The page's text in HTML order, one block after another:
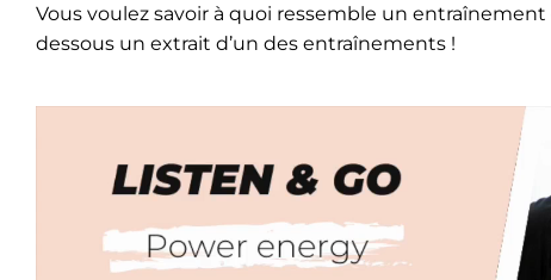
Vous voulez savoir à quoi ressemble un
dessous un extrait d’un des entraînements !